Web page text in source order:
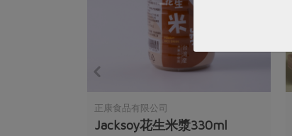
正康食品有限公司
Jacksoy花生米漿330ml